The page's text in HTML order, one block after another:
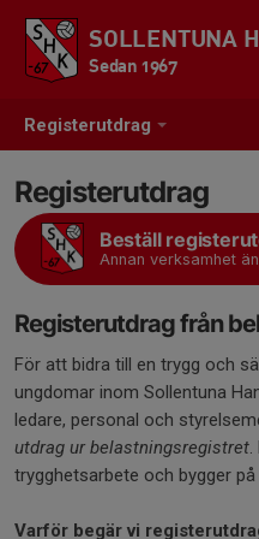
Registerutdrag
SOLLENTUNA
Sedan 1967
Registerutdrag
Beställ
Annan verksamhet
Registerutdrag från
För att bidra till en trygg och
ungdomar inom Sollentuna
ledare, personal och
utdrag ur belastningsregistret.
trygghetsarbete och bygger
Varför begär vi